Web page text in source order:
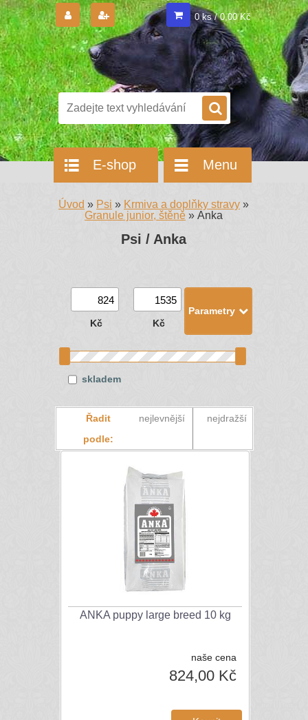
0 ks / 0,00 Kč
E-shop Menu
Úvod » Psi » Krmiva a doplňky stravy »
Granule junior, štěně » Anka
Psi / Anka
Kč Kč
Parametry
skladem
Řadit
podle:
nejlevnější nejdražší
ANKA puppy large breed 10 kg
naše cena
824,00 Kč